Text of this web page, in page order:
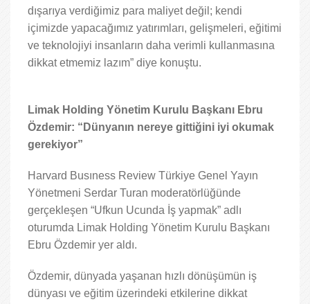
dışarıya verdiğimiz para maliyet değil; kendi
içimizde yapacağımız yatırımları, gelişmeleri, eğitimi
ve teknolojiyi insanların daha verimli kullanmasına
dikkat etmemiz lazım” diye konuştu.
Limak Holding Yönetim Kurulu Başkanı Ebru
Özdemir: “Dünyanın nereye gittiğini iyi okumak
gerekiyor”
Harvard Busıness Review Türkiye Genel Yayın
Yönetmeni Serdar Turan moderatörlüğünde
gerçekleşen “Ufkun Ucunda İş yapmak” adlı
oturumda Limak Holding Yönetim Kurulu Başkanı
Ebru Özdemir yer aldı.
Özdemir, dünyada yaşanan hızlı dönüşümün iş
dünyası ve eğitim üzerindeki etkilerine dikkat